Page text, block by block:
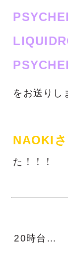
をお送りし
NAOKI
た！！！
20時台…